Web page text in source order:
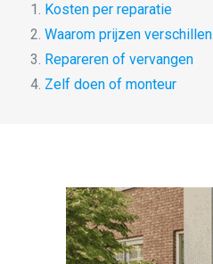
1. Kosten per reparatie
2. Waarom prijzen verschillen
3. Repareren of vervangen
4. Zelf doen of monteur